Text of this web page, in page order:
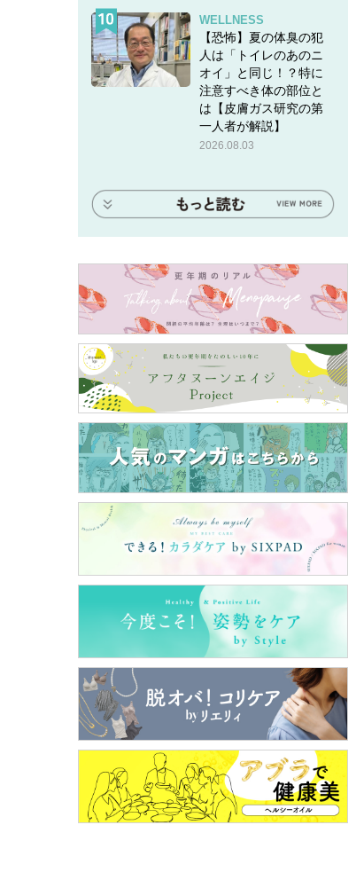
WELLNESS
【恐怖】夏の体臭の犯
人は「トイレのあのニ
オイ」と同じ！？特に
注意すべき体の部位と
は【皮膚ガス研究の第
一人者が解説】
2026.08.03